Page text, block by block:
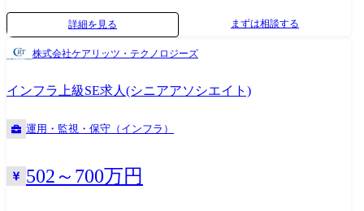
後:システム関連業務全般 変更の範囲:システム関連業務全般及び会社の
定める業務全般
人材育成や採用・営業協力を通じて会社の継続的な成長に貢献いただき
が在籍する品質管理グループでは、全社横断的な品質レベル向上に向け
た施策検討、プロジェクトで課題を抱えている際の相談窓口にもなり、
組織としてのロジックに組成していきます。 ●リーダー以上同士の会議
各プロジェクトにおける課題や解決事例の紹介、新規プロジェクトの創
出に向けた取り組み紹介などを行う会議を開催し、ナレッジの共有、プ
ロジェクトの垣根を超えたリーダー以上のコミュニケーション機会をつ
うプロジェクトも正直見られ、そこが大きな課題に感じております。し
かし、今後においては、錯覚することなくIT化を「手段」として捉えて
詳細を見る まずは相談する
株式会社ケアリッツ・テクノロジーズ
インフラ上級SE求人(シニアアソシエイト)
運用・監視・保守（インフラ）
502～700万円